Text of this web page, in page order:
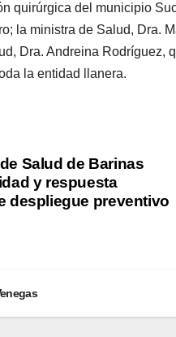
quirúrgica del municipio
la ministra de Salud, Dra.
Dra. Andreina
la entidad llanera.
Salud de Barinas
y respuesta
despliegue preventivo